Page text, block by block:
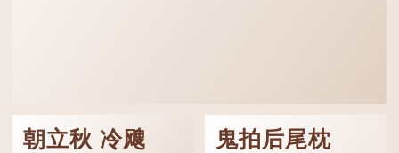
朝立秋 冷飕
鬼拍后尾枕